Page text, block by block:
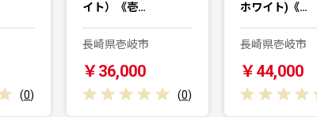
(0)
イト）《壱…
長崎県壱岐市
￥36,000
(0)
ホワイト)《…
長崎県壱岐市
￥44,000